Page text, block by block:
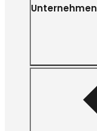
Unternehmen